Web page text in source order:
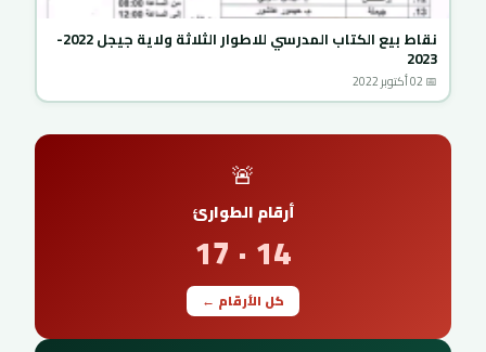
نقاط بيع الكتاب المدرسي للاطوار الثلاثة ولاية جيجل 2022-
2023
📅 02 أكتوبر 2022
🚨
أرقام الطوارئ
14 · 17
كل الأرقام ←